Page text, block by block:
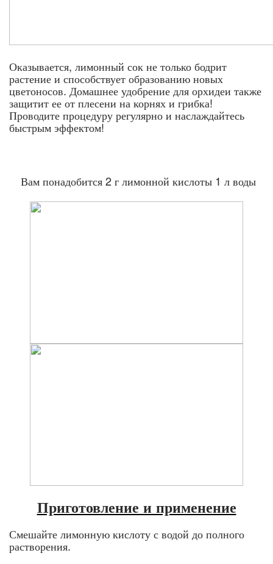
Оказывается, лимонный сок не только бодрит
растение и способствует образованию новых
цветоносов. Домашнее удобрение для орхидеи также
защитит ее от плесени на корнях и грибка!
Проводите процедуру регулярно и наслаждайтесь
быстрым эффектом!
Вам понадобится 2 г лимонной кислоты 1 л воды
Приготовление и применение
Смешайте лимонную кислоту с водой до полного
растворения.